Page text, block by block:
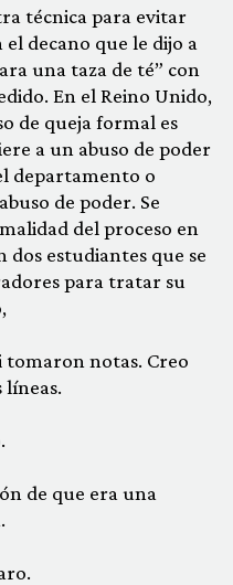
técnica para evitar
el decano que le dijo a
una taza de té” con
En el Reino Unido,
de queja formal es
a un abuso de poder
departamento o
de poder. Se
del proceso en
dos estudiantes que se
para tratar su
tomaron notas. Creo
líneas.
de que era una